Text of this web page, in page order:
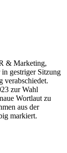
& Marketing,
gestriger Sitzung
verabschiedet.
zur Wahl
Wortlaut zu
aus der
markiert.